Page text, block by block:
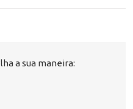
a sua maneira: